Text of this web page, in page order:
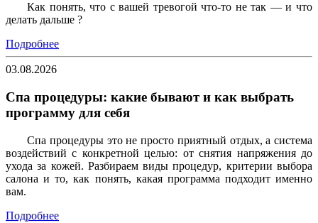
Как понять, что с вашей тревогой что-то не так — и что
делать дальше ?
Подробнее
03.08.2026
Спа процедуры: какие бывают и как выбрать
программу для себя
Спа процедуры это не просто приятный отдых, а система
воздействий с конкретной целью: от снятия напряжения до
ухода за кожей. Разбираем виды процедур, критерии выбора
салона и то, как понять, какая программа подходит именно
вам.
Подробнее